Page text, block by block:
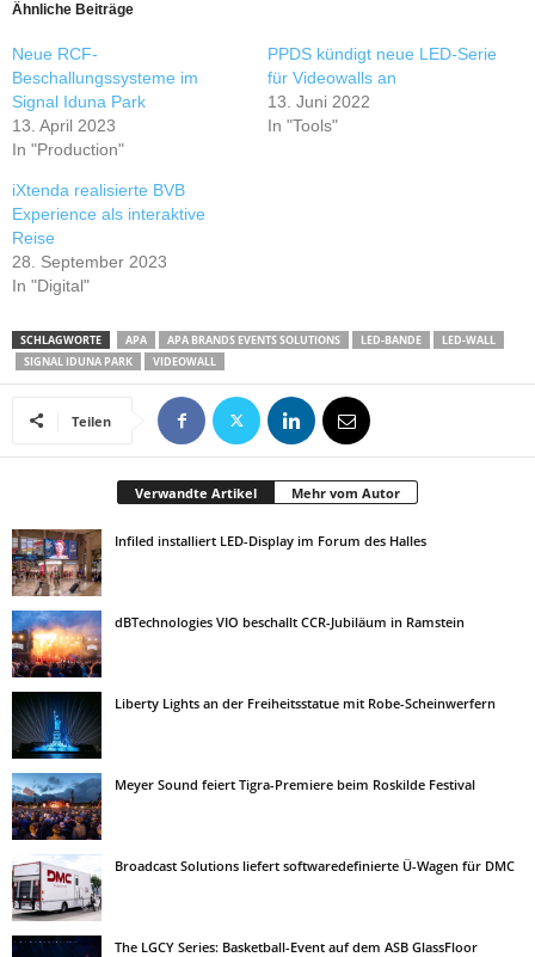
Ähnliche Beiträge
Neue RCF-
Beschallungssysteme im
Signal Iduna Park
13. April 2023
In "Production"
PPDS kündigt neue LED-Serie
für Videowalls an
13. Juni 2022
In "Tools"
iXtenda realisierte BVB
Experience als interaktive
Reise
28. September 2023
In "Digital"
SCHLAGWORTE APA APA BRANDS EVENTS SOLUTIONS LED-BANDE
LED-WALL
SIGNAL IDUNA PARK
VIDEOWALL
Teilen
Verwandte Artikel Mehr vom Autor
Infiled installiert LED-Display im Forum des Halles
dBTechnologies VIO beschallt CCR-Jubiläum in Ramstein
Liberty Lights an der Freiheitsstatue mit Robe-Scheinwerfern
Meyer Sound feiert Tigra-Premiere beim Roskilde Festival
Broadcast Solutions liefert softwaredefinierte Ü-Wagen für DMC
The LGCY Series: Basketball-Event auf dem ASB GlassFloor